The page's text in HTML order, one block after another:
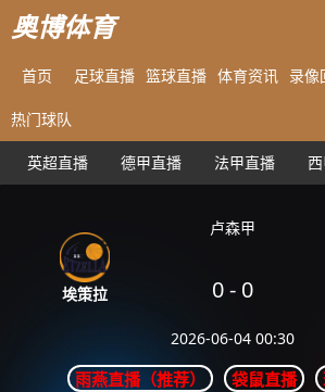
奥博体育
首页 足球直播 篮球直播 体育资讯 录像
热门球队
英超直播 德甲直播 法甲直播
埃策拉
卢森甲
0- 0
2026-06-04 00:30
雨燕直播（推荐） 袋鼠直播